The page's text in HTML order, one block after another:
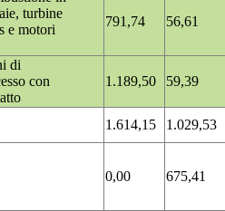
turbine
e motori
791,74 56,61
di
con
1.189,50 59,39
1.614,15
1.029,53
0,00 675,41